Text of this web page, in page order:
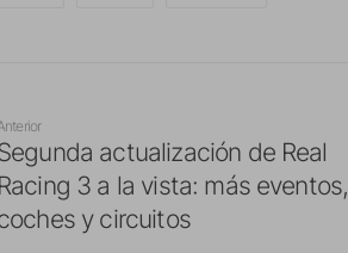
actualización de Real
Racing 3 a la vista: más eventos,
y circuitos